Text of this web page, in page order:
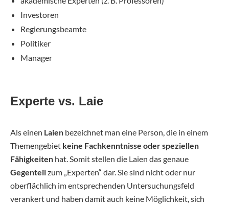
Investoren
Regierungsbeamte
Politiker
Manager
Experte vs. Laie
Als einen Laien bezeichnet man eine Person, die in einem
Themengebiet keine Fachkenntnisse oder speziellen
Fähigkeiten hat. Somit stellen die Laien das genaue
Gegenteilzum „Experten“ dar. Sie sind nicht oder nur
oberflächlich im entsprechenden Untersuchungsfeld
verankert und haben damit auch keine Möglichkeit, sich